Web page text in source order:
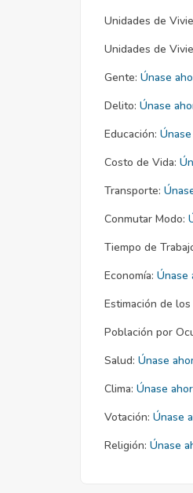
Unidades de
Unidades de
Gente: Únase
Delito: Únase
Educación:
Costo de Vida:
Transporte:
Conmutar Modo:
Tiempo de
Economía: Únase
Estimación de
Población por
Salud: Únase
Clima: Únase
Votación: Únase
Religión: Únase